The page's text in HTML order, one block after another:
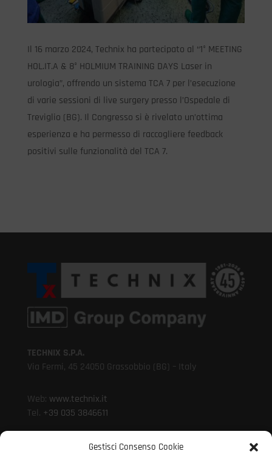
Gestisci Consenso Cookie
Il 16 marzo 2024, Technix ha partecipato al “1° MEETING
HOL.IT.A & 8° HOLMIUM TRAINING DAYS Laser in
urologia”, offrendo un sistema TCA 7 per l’esecuzione
di varie sessioni di live surgery presso l’Ospedale di
Treviglio (BG). Il Congresso si è rivelato un’ottima
esperienza e ha permesso di raccogliere feedback
positivi sulle funzionalità del TCA 7.
TECHNIX S.P.A.
Via Fermi, 45 24050 Grassobbio (BG) – Italy
Web: www.technix.it
Tel. +39 035 3846611